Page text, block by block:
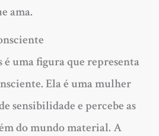
ama.
é uma figura que representa
Ela é uma mulher
sensibilidade e percebe as
do mundo material. A